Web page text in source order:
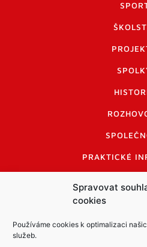
Spravovat
cookies
Používáme cookies k optimalizaci
služeb.
PRAKTICKÉ
INFORMACE A
LOGO A